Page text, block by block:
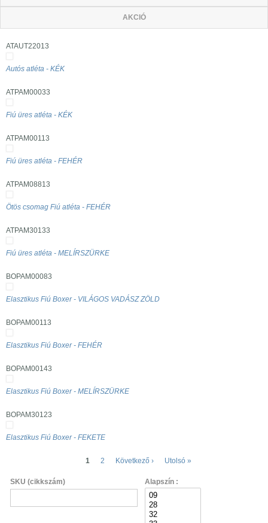
AKCIÓ
ATAUT22013
Autós atléta - KÉK
ATPAM00033
Fiú üres atléta - KÉK
ATPAM00113
Fiú üres atléta - FEHÉR
ATPAM08813
Ötös csomag Fiú atléta - FEHÉR
ATPAM30133
Fiú üres atléta - MELÍRSZÜRKE
BOPAM00083
Elasztikus Fiú Boxer - VILÁGOS VADÁSZ ZÖLD
BOPAM00113
Elasztikus Fiú Boxer - FEHÉR
BOPAM00143
Elasztikus Fiú Boxer - MELÍRSZÜRKE
BOPAM30123
Elasztikus Fiú Boxer - FEKETE
1 2 Következő › Utolsó »
SKU (cikkszám) Alapszín :